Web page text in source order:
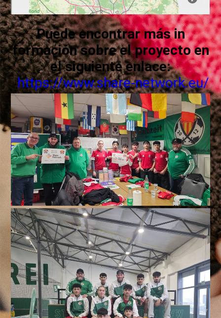
Puede encontrar más in
formación sobre el proyecto en
el siguiente enlace:
https://www.share-network.eu/